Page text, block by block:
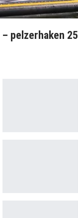
pelzerhaken 25